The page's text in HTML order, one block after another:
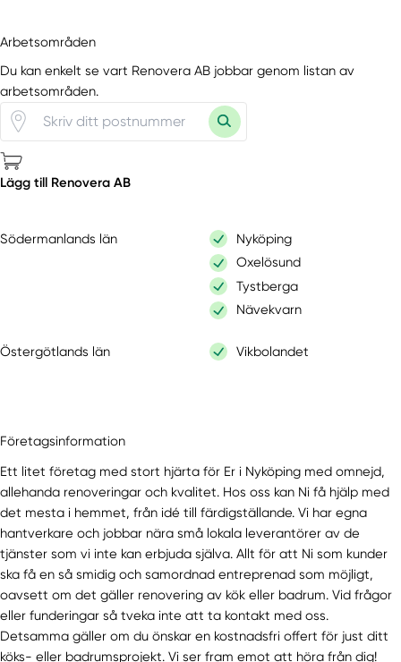
Arbetsområden
Du kan enkelt se vart Renovera AB jobbar genom listan av
arbetsområden.
Lägg till Renovera AB
Södermanlands län
Nyköping
Oxelösund
Tystberga
Nävekvarn
Östergötlands län Vikbolandet
Företagsinformation
Ett litet företag med stort hjärta för Er i Nyköping med omnejd,
allehanda renoveringar och kvalitet. Hos oss kan Ni få hjälp med
det mesta i hemmet, från idé till färdigställande. Vi har egna
hantverkare och jobbar nära små lokala leverantörer av de
tjänster som vi inte kan erbjuda själva. Allt för att Ni som kunder
ska få en så smidig och samordnad entreprenad som möjligt,
oavsett om det gäller renovering av kök eller badrum. Vid frågor
eller funderingar så tveka inte att ta kontakt med oss.
Detsamma gäller om du önskar en kostnadsfri offert för just ditt
köks- eller badrumsprojekt. Vi ser fram emot att höra från dig!